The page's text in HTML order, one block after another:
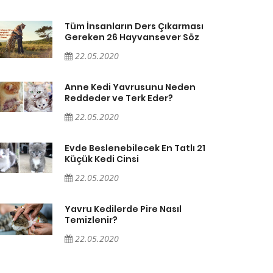
Tüm İnsanların Ders Çıkarması
Gereken 26 Hayvansever Söz
22.05.2020
Anne Kedi Yavrusunu Neden
Reddeder ve Terk Eder?
22.05.2020
Evde Beslenebilecek En Tatlı 21
Küçük Kedi Cinsi
22.05.2020
Yavru Kedilerde Pire Nasıl
Temizlenir?
22.05.2020